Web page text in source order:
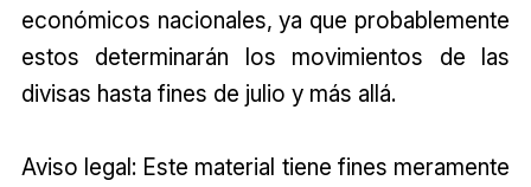
económicos nacionales, ya que probablemente
estos determinarán los movimientos de las
divisas hasta fines de julio y más allá.
Aviso legal: Este material tiene fines meramente